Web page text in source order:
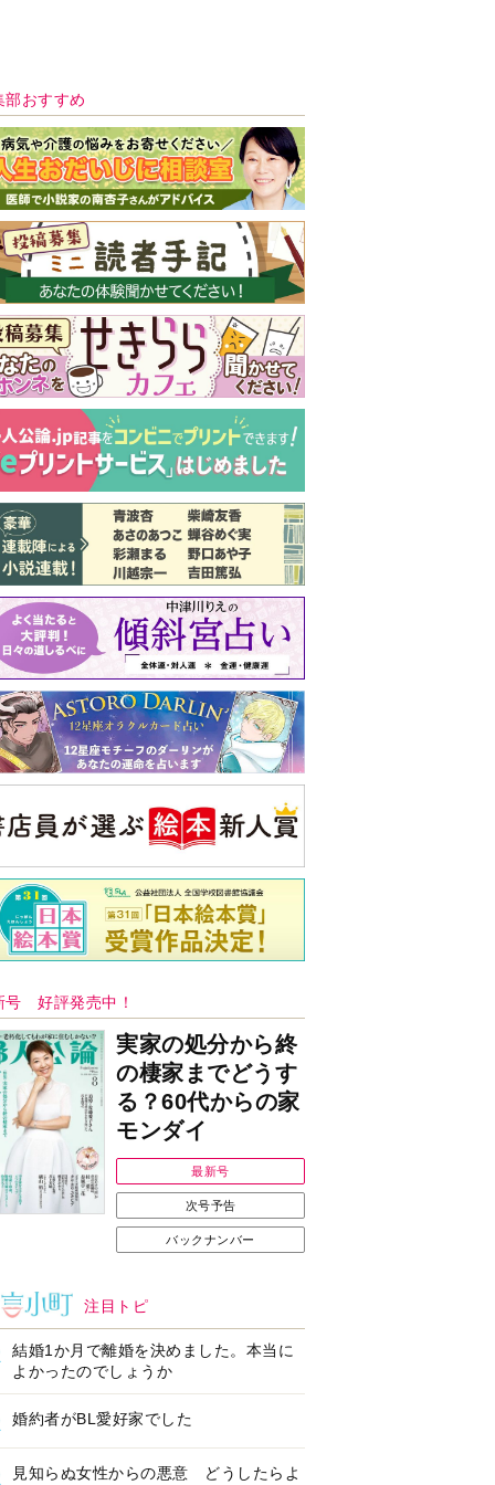
部おすすめ
号 好評発売中！
実家の処分から終
の棲家までどうす
る？60代からの家
モンダイ
最新号
次号予告
バックナンバー
注目トピ
結婚1か月で離婚を決めました。本当に
よかったのでしょうか
婚約者がBL愛好家でした
見知らぬ女性からの悪意 どうしたらよ